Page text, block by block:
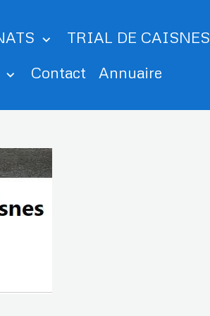
TRIAL DE CAISNES
Contact Annuaire